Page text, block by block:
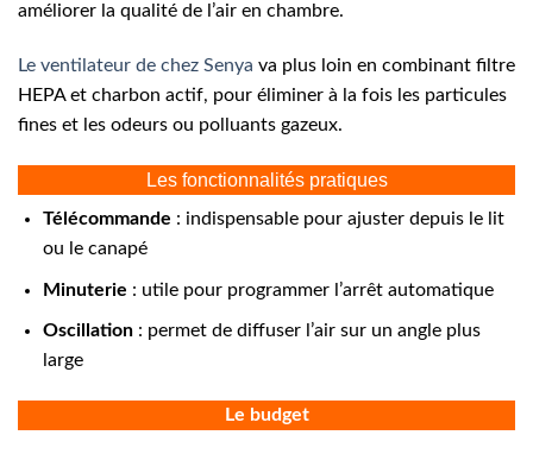
améliorer la qualité de l’air en chambre.
Le ventilateur de chez Senya va plus loin en combinant filtre
HEPA et charbon actif, pour éliminer à la fois les particules
fines et les odeurs ou polluants gazeux.
Les fonctionnalités pratiques
Télécommande : indispensable pour ajuster depuis le lit
ou le canapé
Minuterie : utile pour programmer l’arrêt automatique
Oscillation: permet de diffuser l’air sur un angle plus
large
Le budget